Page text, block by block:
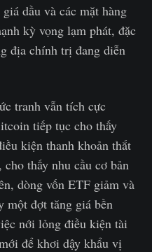
dầu và các mặt hàng
kỳ vọng lạm phát, đặc
địa chính trị đang diễn
tranh vẫn tích cực
tiếp tục cho thấy
kiện thanh khoản thắt
thấy nhu cầu cơ bản
dòng vốn ETF giảm và
một đợt tăng giá bền
nới lỏng điều kiện tài
để khơi dậy khẩu vị